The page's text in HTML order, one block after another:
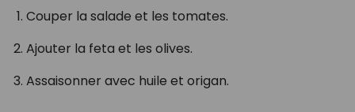
Couper la salade et les tomates.
Ajouter la feta et les olives.
Assaisonner avec huile et origan.